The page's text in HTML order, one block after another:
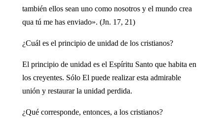
también ellos sean uno como nosotros y el mundo crea
qua tú me has enviado». (Jn. 17, 21)
¿Cuál es el principio de unidad de los cristianos?
El principio de unidad es el Espíritu Santo que habita en
los creyentes. Sólo El puede realizar esta admirable
unión y restaurar la unidad perdida.
¿Qué corresponde, entonces, a los cristianos?